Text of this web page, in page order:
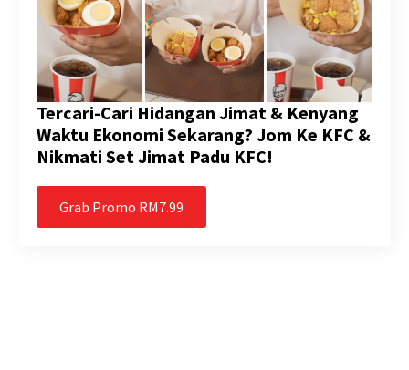
Tercari-Cari Hidangan Jimat & Kenyang
Waktu Ekonomi Sekarang? Jom Ke KFC &
Nikmati Set Jimat Padu KFC!
Grab Promo RM7.99